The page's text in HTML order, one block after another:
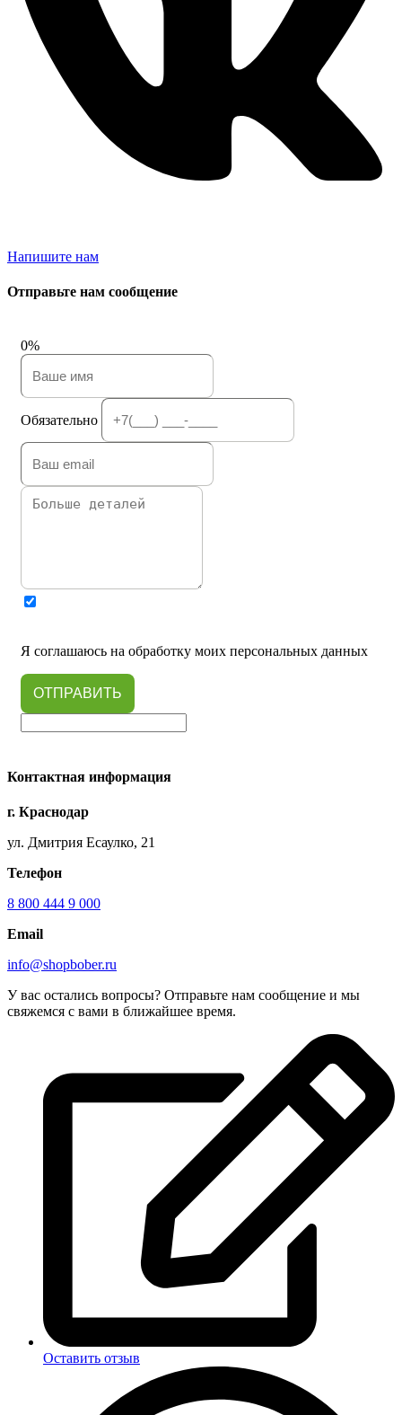
Напишите нам
Отправьте нам сообщение
0%
Обязательно
Я соглашаюсь на обработку моих персональных данных
ОТПРАВИТЬ
Контактная информация
г. Краснодар
ул. Дмитрия Есаулко, 21
Телефон
8 800 444 9 000
Email
info@shopbober.ru
У вас остались вопросы? Отправьте нам сообщение и мы
свяжемся с вами в ближайшее время.
Оставить отзыв